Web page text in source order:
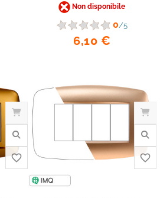
Non disponibile
0/5
6,10 €